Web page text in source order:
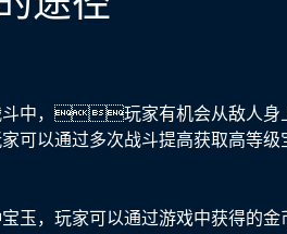
，玩家有机会从敌人身上
可以通过多次战斗提高获取高等级
玉，玩家可以通过游戏中获得的